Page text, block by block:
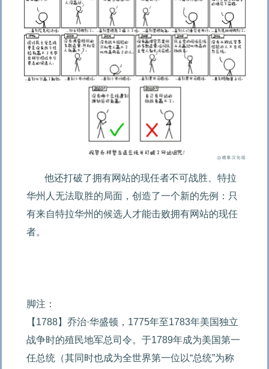
他还打破了拥有网站的现任者不可战胜、特拉
华州人无法取胜的局面，创造了一个新的先例：只
有来自特拉华州的候选人才能击败拥有网站的现任
者。
脚注：
【1788】乔治·华盛顿，1775年至1783年美国独立
战争时的殖民地军总司令。于1789年成为美国第一
任总统（其同时也成为全世界第一位以“总统”为称